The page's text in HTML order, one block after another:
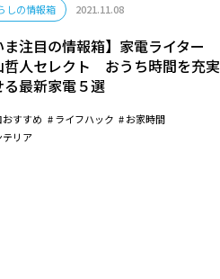
しの情報箱 2021.11.08
ま注目の情報箱】家電ライター
哲人セレクト おうち時間を充実
る最新家電５選
おすすめ ライフハック
お家時間
テリア